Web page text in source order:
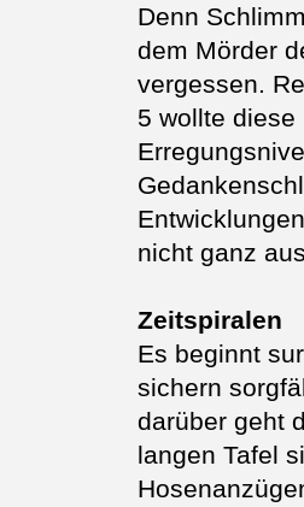
Denn
dem Mörder
vergessen.
5 wollte
nicht ganz
Zeitspiralen
Es beginnt
sichern
darüber geht
langen Tafel